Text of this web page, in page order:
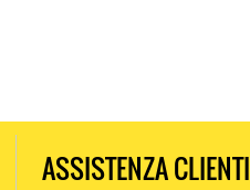
ASSISTENZA CLIENTI